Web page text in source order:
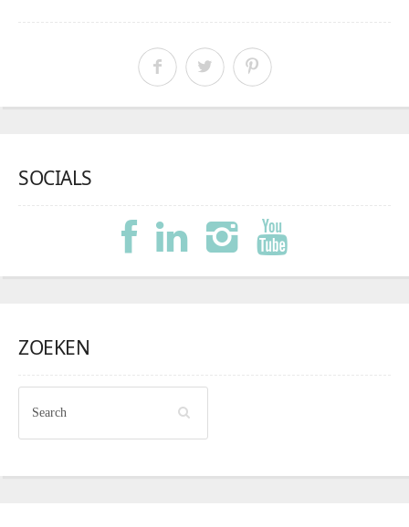
SOCIALS
ZOEKEN